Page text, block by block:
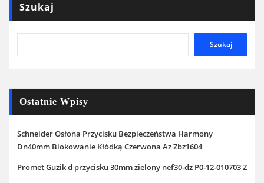
Szukaj
Szukaj
Ostatnie Wpisy
Schneider Osłona Przycisku Bezpieczeństwa Harmony
Dn40mm Blokowanie Kłódką Czerwona Az Zbz1604
Promet Guzik d przycisku 30mm zielony nef30-dz P0-12-010703 Z